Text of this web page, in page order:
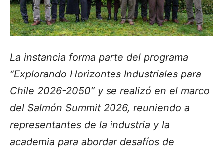
La instancia forma parte del programa
“Explorando Horizontes Industriales para
Chile 2026-2050” y se realizó en el marco
del Salmón Summit 2026, reuniendo a
representantes de la industria y la
academia para abordar desafíos de